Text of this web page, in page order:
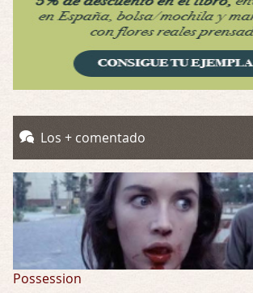
Por: Mariano
Una película normalita, nada del otro mun …
Obsession
Possession
Por: Mountain
Llevo toda una vida para verla y nunca lo …
Los + comentado
Possession